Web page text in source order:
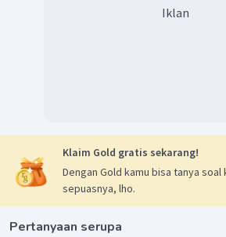
Iklan
Klaim Gold gratis sekarang!
Dengan Gold kamu bisa tanya soal
sepuasnya, lho.
Pertanyaan serupa